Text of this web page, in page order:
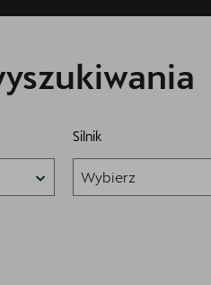
Silnik
Wybierz